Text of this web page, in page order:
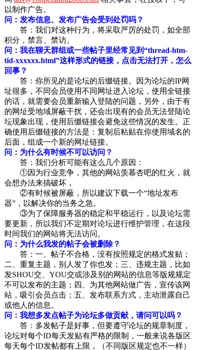
以制作广告。
问：发布信息、发布广告会受到处罚吗？
答：我们对这种行为，将采取严厉的处罚，如全部
积分，禁言、禁访。
问：我在聊天群组或一些帖子里经常见到“thread-htm-
tid-xxxxxx.html”这样形式的链接，点击无法打开，怎么
回事？
答：你所见的是论坛的后缀链接。因为论坛的IP网
址很多，不同会员使用不同网址进入论坛，使用全链接
的话，就需要会员重新输入登陆的问题，另外，由于有
的网址受地域屏蔽干扰，还会出现有的会员无法登陆论
坛现象出现，使用后缀链接会避免这些情况的发生。正
确使用后缀链接的方法是：复制后粘贴在你使用域名的
后面，组成一个新的网址链接。
问：为什么有时候不可以访问？
答：我们分析可能有这么几个原因：
①因为行业竞争，其他的网站羡慕杏吧的红火，就
会想办法来搞破坏，
②有时候被屏蔽，所以建议下载一个“地址发布
器”，以解决你的当务之急。
③为了保障服务器的稳定和平稳运行，以及论坛需
要更新，所以我们不定期对论坛进行维护管理，在这段
时间我们的网站将无法访问。
问：为什么我发的帖子会被删除？
答：一、帖子不合格，没有按照规定的格式发贴；
二、重复主题，别人发了你也发；三、违规主题，比如
发SHOU交、YOU交或涉及别的网站的信息等版规规定
不可以发布的主题；四、为其他网站做广告，宣传该网
站，吸引会员点击；五、发布联系方式，主动泄露自己
或他人的信息。
问：我想多发点帖子为论坛多做贡献，请问可以吗？
答：多发帖子是好事，但要遵守论坛的规章制度，
论坛对每个ID每天发贴有严格的限制，一般来说各版区
每天每个ID发帖都有上限，（不同版区规定也不一样）